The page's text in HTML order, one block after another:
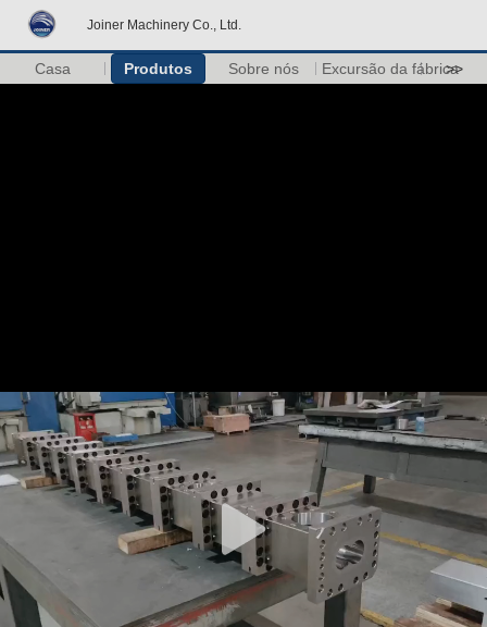
Joiner Machinery Co., Ltd.
Casa Produtos Sobre nós Excursão da fábrica
>>